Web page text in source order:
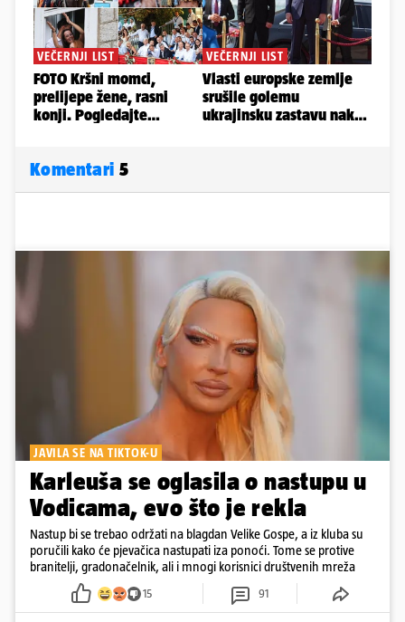
Komentari 5
JAVILA SE NA TIKTOK-U
Karleuša se oglasila o nastupu u
Vodicama, evo što je rekla
Nastup bi se trebao održati na blagdan Velike Gospe, a iz kluba su
poručili kako će pjevačica nastupati iza ponoći. Tome se protive
branitelji, gradonačelnik, ali i mnogi korisnici društvenih mreža
15 91